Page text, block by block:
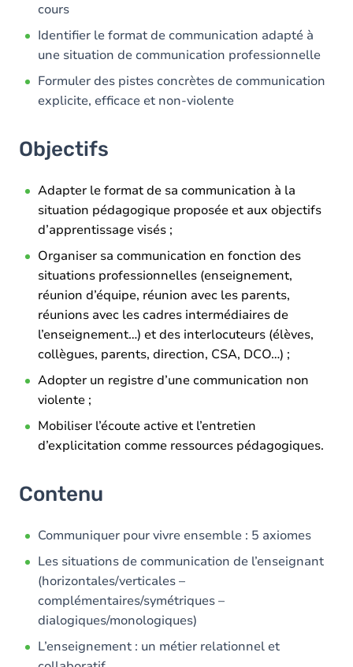
cours
Identifier le format de communication adapté à
une situation de communication professionnelle
Formuler des pistes concrètes de communication
explicite, efficace et non-violente
Objectifs
Adapter le format de sa communication à la
situation pédagogique proposée et aux objectifs
d’apprentissage visés ;
Organiser sa communication en fonction des
situations professionnelles (enseignement,
réunion d’équipe, réunion avec les parents,
réunions avec les cadres intermédiaires de
l’enseignement…) et des interlocuteurs (élèves,
collègues, parents, direction, CSA, DCO…) ;
Adopter un registre d’une communication non
violente ;
Mobiliser l’écoute active et l’entretien
d’explicitation comme ressources pédagogiques.
Contenu
Communiquer pour vivre ensemble : 5 axiomes
Les situations de communication de l’enseignant
(horizontales/verticales –
complémentaires/symétriques –
dialogiques/monologiques)
L’enseignement : un métier relationnel et